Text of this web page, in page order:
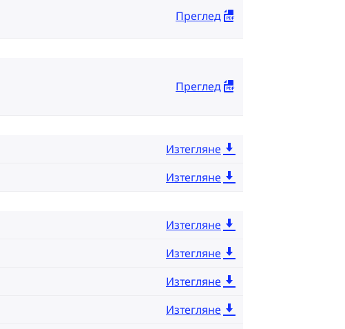
Преглед
Преглед
Изтегляне
Изтегляне
Изтегляне
Изтегляне
Изтегляне
Изтегляне